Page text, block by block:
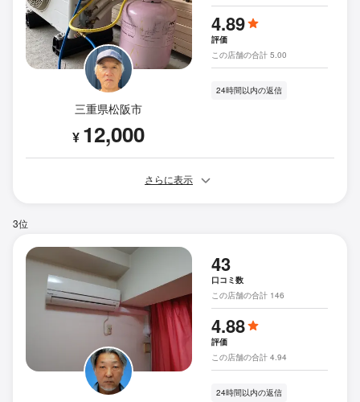
三重県松阪市
¥ 12,000
4.89
評価
この店舗の合計 5.00
24時間以内の返信
さらに表示
3位
43
口コミ数
この店舗の合計 146
4.88
評価
この店舗の合計 4.94
24時間以内の返信